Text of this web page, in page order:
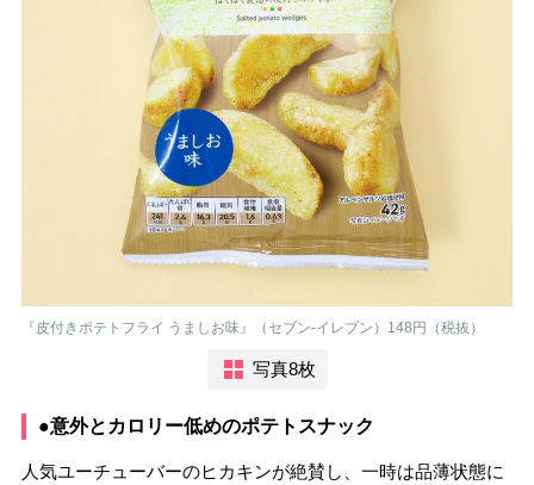
『皮付きポテトフライ うましお味』（セブン-イレブン）148円（税抜）
写真8枚
●意外とカロリー低めのポテトスナック
人気ユーチューバーのヒカキンが絶賛し、一時は品薄状態に